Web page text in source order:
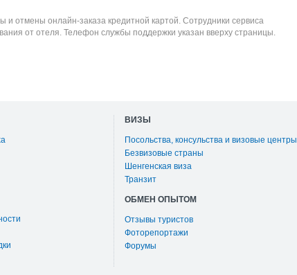
отмены онлайн-заказа кредитной картой. Сотрудники сервиса
от отеля. Телефон службы поддержки указан вверху страницы.
ВИЗЫ
Посольства, консульства и визовые центры
Безвизовые страны
Шенгенская виза
Транзит
ОБМЕН ОПЫТОМ
Отзывы туристов
Фоторепортажи
Форумы